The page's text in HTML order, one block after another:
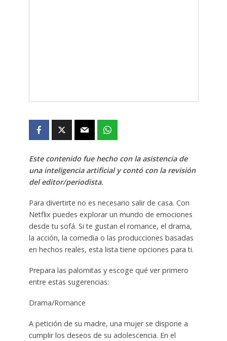
Este contenido fue hecho con la asistencia de
una inteligencia artificial y contó con la revisión
del editor/periodista.
Para divertirte no es necesario salir de casa. Con
Netflix puedes explorar un mundo de emociones
desde tu sofá. Si te gustan el romance, el drama,
la acción, la comedia o las producciones basadas
en hechos reales, esta lista tiene opciones para ti.
Prepara las palomitas y escoge qué ver primero
entre estas sugerencias:
Drama/Romance
A petición de su madre, una mujer se dispone a
cumplir los deseos de su adolescencia. En el